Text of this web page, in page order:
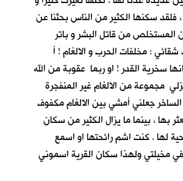
فلقد سكنها الكثير من الناس بحثنا عن
المستخلص من قاتل البشر و باتر
: مخلفات الحرب و الالغام ! أ
سخرية القدر ! او ربما عقوبة من الله
مجموعة من الالغام غير المنفجرة
جعلني أمشي بين الالغام مكفوف
بها ، بينما ما يزال الكثير من سكان
لها . كنت اشم رائحتها او اسمع
مخيلتي ولهذا سكان القرية اسموني